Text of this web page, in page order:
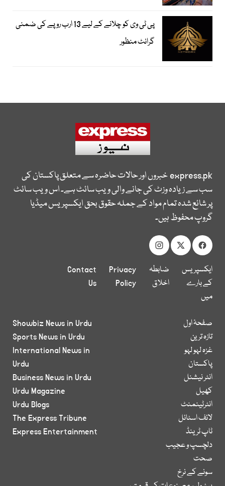
پی ٹی وی کو چلانے کے لیے 13 ارب روپے کی ضمنی
گرانٹ منظور
express.pkخبروں اور حالات حاضرہ سے متعلق پاکستان کی
سب سے زیادہ وزٹ کی جانے والی ویب سائٹ ہے۔ اس ویب سائٹ
پر شائع شدہ تمام مواد کے جملہ حقوق بحق ایکسپریس میڈیا
گروپ محفوظ ہیں۔
ایکسپریس
کے بارے
میں
ضابطہ
اخلاق
Privacy
Policy
Contact
Us
صفحۂ اول
تازہ ترین
غزہ لہو لہو
پاکستان
انٹر نیشنل
کھیل
انٹرٹینمنٹ
لائف اسٹائل
ٹاپ ٹرینڈ
دلچسپ و عجیب
صحت
سونے کے نرخ
Showbiz News in Urdu
Sports News in Urdu
International News in
Urdu
Business News in Urdu
Urdu Magazine
Urdu Blogs
The Express Tribune
Express Entertainment